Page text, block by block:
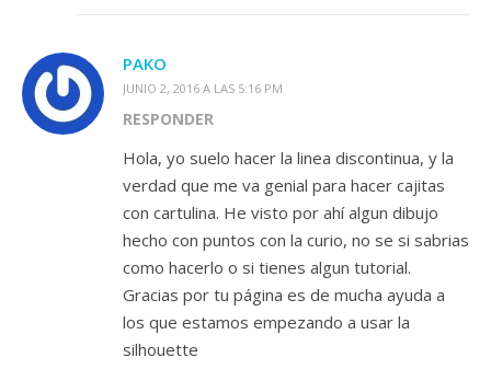
PAKO
JUNIO 2, 2016 A LAS 5:16 PM
RESPONDER
Hola, yo suelo hacer la linea discontinua, y la
verdad que me va genial para hacer cajitas
con cartulina. He visto por ahí algun dibujo
hecho con puntos con la curio, no se si sabrias
como hacerlo o si tienes algun tutorial.
Gracias por tu página es de mucha ayuda a
los que estamos empezando a usar la
silhouette